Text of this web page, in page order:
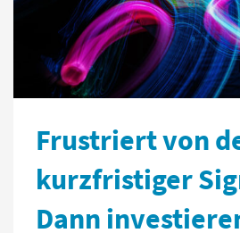
Frustriert von
kurzfristiger
Dann